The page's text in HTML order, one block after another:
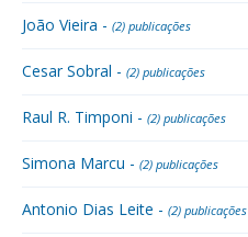
João Vieira - (2) publicações
Cesar Sobral - (2) publicações
Raul R. Timponi - (2) publicações
Simona Marcu - (2) publicações
Antonio Dias Leite - (2) publicações